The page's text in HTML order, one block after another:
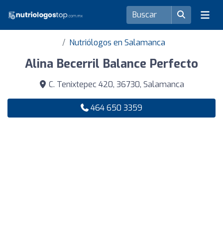
Nutriólogos en Salamanca
Alina Becerril Balance Perfecto
C. Tenixtepec 420, 36730, Salamanca
464 650 3359